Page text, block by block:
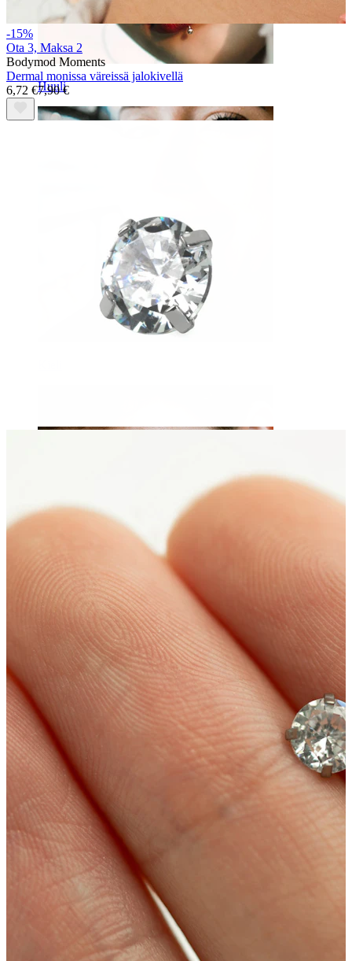
Huuli
Kulmakarvat
-15%
Ota 3, Maksa 2
Bodymod Moments
Dermal monissa väreissä jalokivellä
6,72 €7,90 €